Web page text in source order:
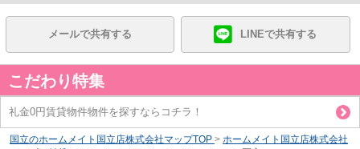
メールで共有する LINEで共有する
こだわり特集
礼金0円賃貸物件物件を探すならコチラ！
国立のホームメイト国立店株式会社マップTOP > ホームメイト国立店株式会社